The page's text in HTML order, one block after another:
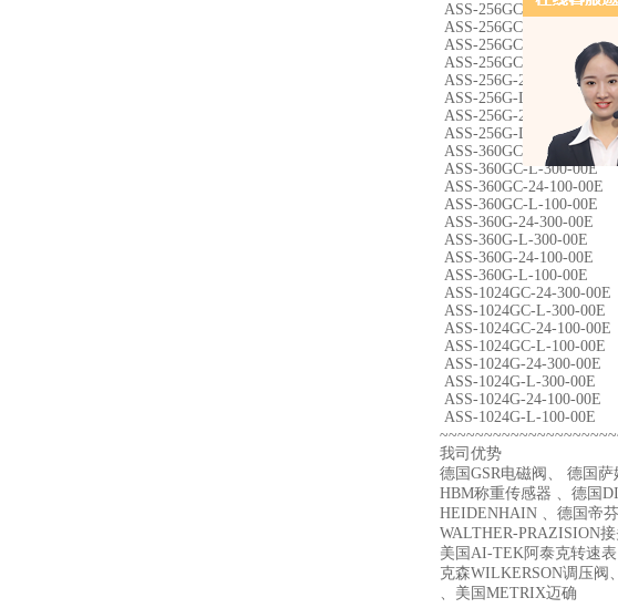
ASS-256GC-24-300-00E
ASS-256GC-L-300-00E
ASS-256GC-24-100-00E
ASS-256GC-L-100-00E
ASS-256G-24-300-00E
ASS-256G-L-300-00E
ASS-256G-24-100-00E
ASS-256G-L-100-00E
ASS-360GC-24-300-00E
ASS-360GC-L-300-00E
ASS-360GC-24-100-00E
ASS-360GC-L-100-00E
ASS-360G-24-300-00E
ASS-360G-L-300-00E
ASS-360G-24-100-00E
ASS-360G-L-100-00E
ASS-1024GC-24-300-00E
ASS-1024GC-L-300-00E
ASS-1024GC-24-100-00E
ASS-1024GC-L-100-00E
ASS-1024G-24-300-00E
ASS-1024G-L-300-00E
ASS-1024G-24-100-00E
ASS-1024G-L-100-00E
我司优势
德国GSR电磁阀、 德国
HBM称重传感器 、德国
HEIDENHAIN 、德国帝
WALTHER-PRAZISION
美国AI-TEK阿泰克转速
克森WILKERSON调压阀
、美国METRIX迈确